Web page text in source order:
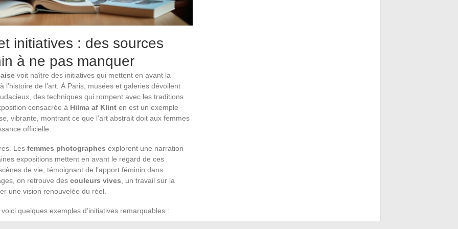
initiatives : des sources
à ne pas manquer
voit naître des initiatives qui mettent en avant la
de l’art. À Paris, musées et galeries dévoilent
des techniques qui rompent avec les traditions
consacrée à Hilma af Klint en est un exemple
vibrante, montrant ce que l’art abstrait doit aux femmes
officielle.
Les femmes photographes explorent une narration
expositions mettent en avant le regard de ces
de vie, témoignant de l’apport féminin dans
on retrouve des couleurs vives , un travail sur la
une vision renouvelée du réel.
quelques exemples d’initiatives remarquables :